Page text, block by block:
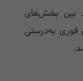
بین بخش‌های
فوری به‌درستی